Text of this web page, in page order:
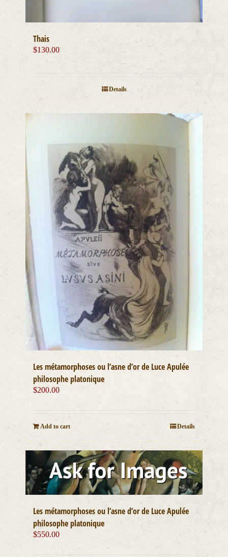
Thais
$130.00
Details
Les métamorphoses ou l’asne d’or de Luce Apulée
philosophe platonique
$200.00
Add to cart Details
Les métamorphoses ou l’asne d’or de Luce Apulée
philosophe platonique
$550.00